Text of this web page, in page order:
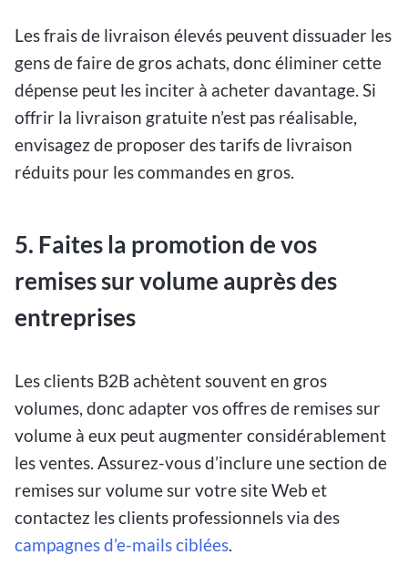
Les frais de livraison élevés peuvent dissuader les
gens de faire de gros achats, donc éliminer cette
dépense peut les inciter à acheter davantage. Si
offrir la livraison gratuite n’est pas réalisable,
envisagez de proposer des tarifs de livraison
réduits pour les commandes en gros.
5. Faites la promotion de vos
remises sur volume auprès des
entreprises
Les clients B2B achètent souvent en gros
volumes, donc adapter vos offres de remises sur
volume à eux peut augmenter considérablement
les ventes. Assurez-vous d’inclure une section de
remises sur volume sur votre site Web et
contactez les clients professionnels via des
campagnes d’e-mails ciblées.